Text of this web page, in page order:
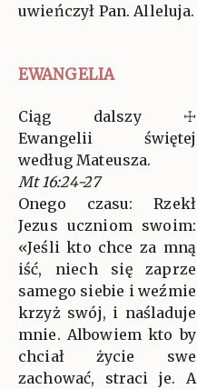
uwieńczył Pan. Alleluja.
EWANGELIA
Ciąg dalszy ☩
Ewangelii świętej
według Mateusza.
Mt 16:24-27
Onego czasu: Rzekł
Jezus uczniom swoim:
«Jeśli kto chce za mną
iść, niech się zaprze
samego siebie i weźmie
krzyż swój, i naśladuje
mnie. Albowiem kto by
chciał życie swe
zachować, straci je. A